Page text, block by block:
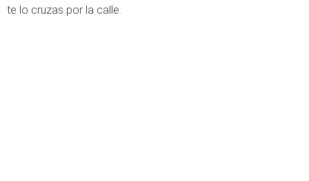
te lo cruzas por la calle.